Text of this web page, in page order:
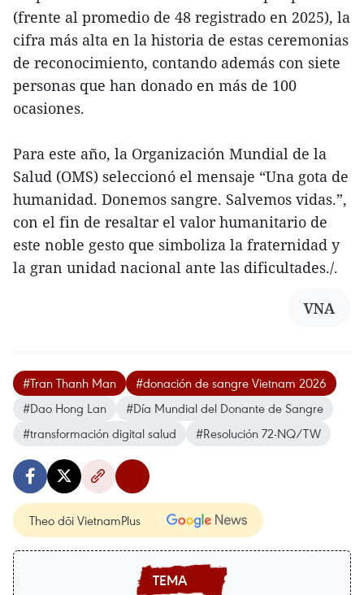
(frente al promedio de 48 registrado en 2025), la
cifra más alta en la historia de estas ceremonias
de reconocimiento, contando además con siete
personas que han donado en más de 100
ocasiones.
Para este año, la Organización Mundial de la
Salud (OMS) seleccionó el mensaje “Una gota de
humanidad. Donemos sangre. Salvemos vidas.”,
con el fin de resaltar el valor humanitario de
este noble gesto que simboliza la fraternidad y
la gran unidad nacional ante las dificultades./.
VNA
#Tran Thanh Man
#donación de sangre Vietnam 2026
#Dao Hong Lan
#Día Mundial del Donante de Sangre
#transformación digital salud
#Resolución 72-NQ/TW
Theo dõi VietnamPlus